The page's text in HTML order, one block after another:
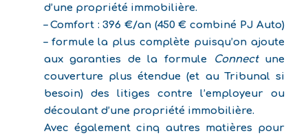
d’une propriété immobilière.
–Comfort : 396 €/an (450 € combiné PJ Auto)
– formule la plus complète puisqu’on ajoute
aux garanties de la formule
Connectune
couverture plus étendue (et au Tribunal si
besoin) des litiges contre l’employeur ou
découlant d’une propriété immobilière.
Avec également cinq autres matières pour